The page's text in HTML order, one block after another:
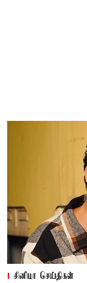
சினிமா செய்திகள்